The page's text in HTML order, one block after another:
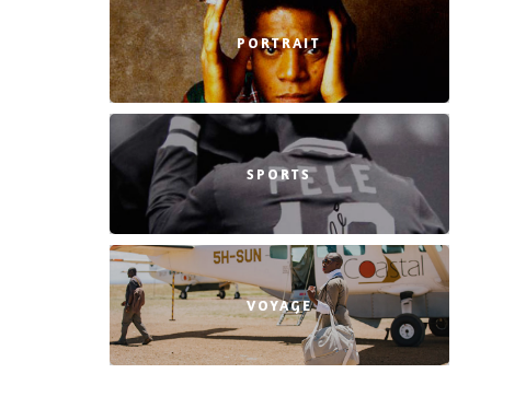
PORTRAIT
SPORTS
VOYAGE